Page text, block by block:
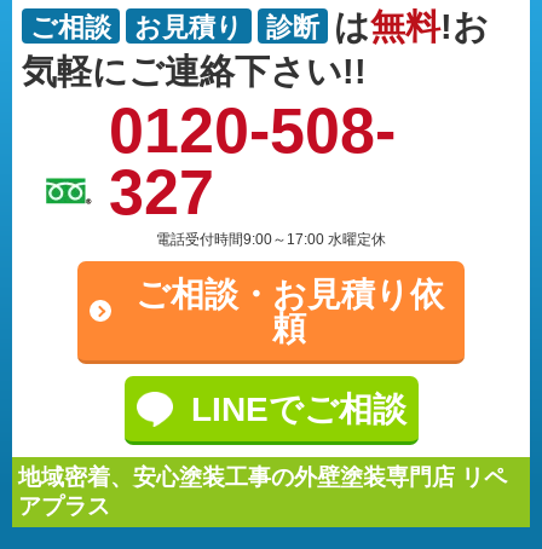
ご相談 お見積り 診断 は無料!お
気軽にご連絡下さい!!
0120-508-
327
電話受付時間9:00～17:00 水曜定休
ご相談・ お見積り依
頼
LINEでご相談
地域密着、安心塗装工事の外壁塗装専門店 リペ
アプラス